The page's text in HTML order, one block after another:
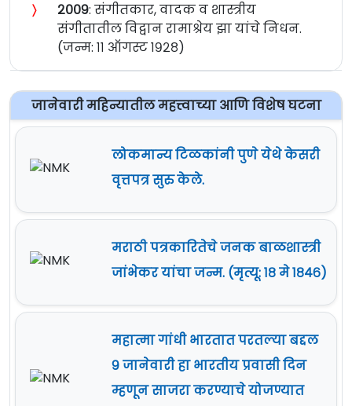
〉 २००९: संगीतकार, वादक व शास्त्रीय
संगीतातील विद्वान रामाश्रेय झा यांचे निधन.
(जन्म: ११ ऑगस्ट १९२८)
जानेवारी महिन्यातील महत्त्वाच्या आणि विशेष घटना
लोकमान्य टिळकांनी पुणे येथे केसरी
वृत्तपत्र सुरु केले.
मराठी पत्रकारितेचे जनक बाळशास्त्री
जांभेकर यांचा जन्म. (मृत्यू: १८ मे १८४६)
महात्मा गांधी भारतात परतल्या बद्दल
९ जानेवारी हा भारतीय प्रवासी दिन
म्हणून साजरा करण्याचे योजण्यात